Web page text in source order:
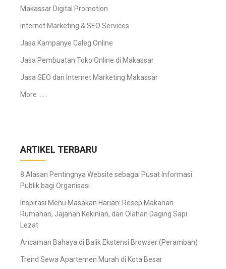
Makassar Digital Promotion
Internet Marketing & SEO Services
Jasa Kampanye Caleg Online
Jasa Pembuatan Toko Online di Makassar
Jasa SEO dan Internet Marketing Makassar
More ……
ARTIKEL TERBARU
8 Alasan Pentingnya Website sebagai Pusat Informasi
Publik bagi Organisasi
Inspirasi Menu Masakan Harian: Resep Makanan
Rumahan, Jajanan Kekinian, dan Olahan Daging Sapi
Lezat
Ancaman Bahaya di Balik Ekstensi Browser (Peramban)
Trend Sewa Apartemen Murah di Kota Besar